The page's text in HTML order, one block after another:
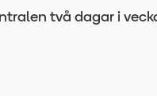
två dagar i